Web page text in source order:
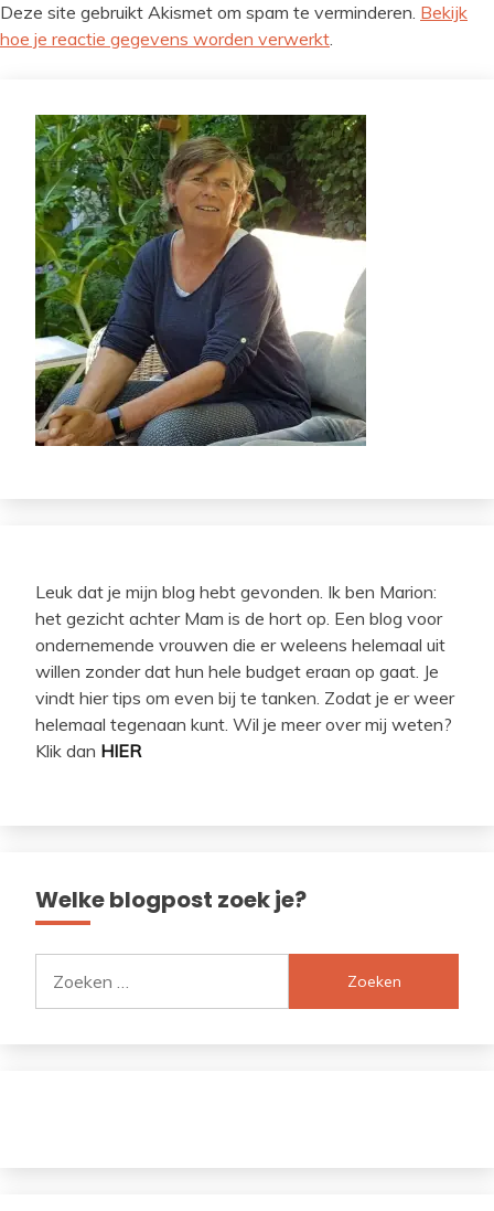
Deze site gebruikt Akismet om spam te verminderen. Bekijk
hoe je reactie gegevens worden verwerkt.
Leuk dat je mijn blog hebt gevonden. Ik ben Marion:
het gezicht achter Mam is de hort op. Een blog voor
ondernemende vrouwen die er weleens helemaal uit
willen zonder dat hun hele budget eraan op gaat. Je
vindt hier tips om even bij te tanken. Zodat je er weer
helemaal tegenaan kunt. Wil je meer over mij weten?
Klik dan HIER
Welke blogpost zoek je?
naar: